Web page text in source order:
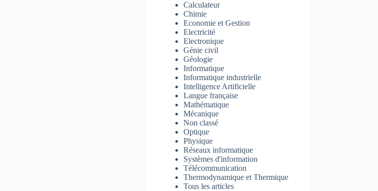
Calculateur
Chimie
Economie et Gestion
Electricité
Electronique
Génie civil
Géologie
Informatique
Informatique industrielle
Intelligence Artificielle
Langue française
Mathématique
Mécanique
Non classé
Optique
Physique
Réseaux informatique
Systèmes d'information
Télécommunication
Thermodynamique et Thermique
Tous les articles